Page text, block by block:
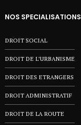
NOS SPECIALISATIONS
DROIT SOCIAL
DROIT DE L’URBANISME
DROIT DES ETRANGERS
DROIT ADMINISTRATIF
DROIT DE LA ROUTE